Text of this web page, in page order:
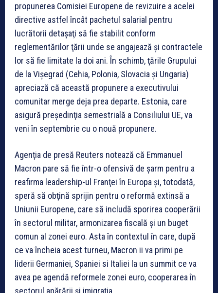
propunerea Comisiei Europene de revizuire a acelei
directive astfel încât pachetul salarial pentru
lucrătorii detaşaţi să fie stabilit conform
reglementărilor ţării unde se angajează şi contractele
lor să fie limitate la doi ani. În schimb, ţările Grupului
de la Vişegrad (Cehia, Polonia, Slovacia şi Ungaria)
apreciază că această propunere a executivului
comunitar merge deja prea departe. Estonia, care
asigură preşedinţia semestrială a Consiliului UE, va
veni în septembrie cu o nouă propunere.
Agenţia de presă Reuters notează că Emmanuel
Macron pare să fie într-o ofensivă de şarm pentru a
reafirma leadership-ul Franţei în Europa şi, totodată,
speră să obţină sprijin pentru o reformă extinsă a
Uniunii Europene, care să includă sporirea cooperării
în sectorul militar, armonizarea fiscală şi un buget
comun al zonei euro. Asta în contextul în care, după
ce va încheia acest turneu, Macron ii va primi pe
liderii Germaniei, Spaniei si Italiei la un summit ce va
avea pe agendă reformele zonei euro, cooperarea în